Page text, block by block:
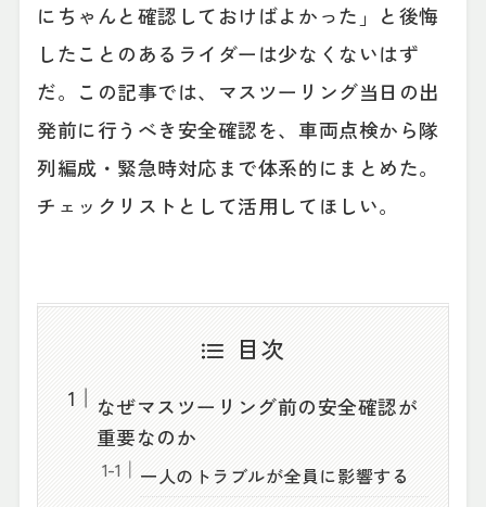
にちゃんと確認しておけばよかった」と後悔
したことのあるライダーは少なくないはず
だ。この記事では、マスツーリング当日の出
発前に行うべき安全確認を、車両点検から隊
列編成・緊急時対応まで体系的にまとめた。
チェックリストとして活用してほしい。
目次
なぜマスツーリング前の安全確認が
重要なのか
一人のトラブルが全員に影響する